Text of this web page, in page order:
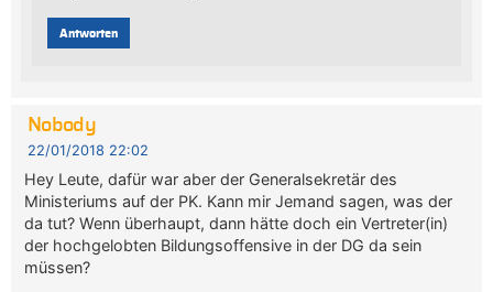
Antworten
Nobody
22/01/2018 22:02
Hey Leute, dafür war aber der Generalsekretär des
Ministeriums auf der PK. Kann mir Jemand sagen, was der
da tut? Wenn überhaupt, dann hätte doch ein Vertreter(in)
der hochgelobten Bildungsoffensive in der DG da sein
müssen?